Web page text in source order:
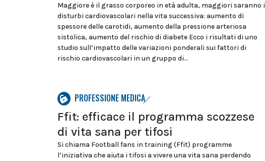
Maggiore è il grasso corporeo in età adulta, maggiori saranno i
disturbi cardiovascolari nella vita successiva: aumento di
spessore delle carotidi, aumento della pressione arteriosa
sistolica, aumento del rischio di diabete Ecco i risultati di uno
studio sull’impatto delle variazioni ponderali sui fattori di
rischio cardiovascolari in un gruppo di...
PROFESSIONE MEDICA
Ffit: efficace il programma scozzese
di vita sana per tifosi
Si chiama Football fans in training (Ffit) programme
l’iniziativa che aiuta i tifosi a vivere una vita sana perdendo